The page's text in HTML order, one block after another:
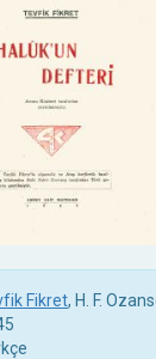
Fikret, H. F.